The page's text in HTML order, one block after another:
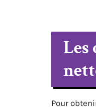
Pour